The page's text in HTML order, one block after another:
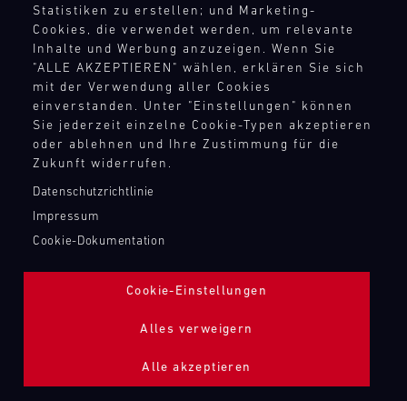
Statistiken zu erstellen; und Marketing-
Cookies, die verwendet werden, um relevante
Inhalte und Werbung anzuzeigen. Wenn Sie
"ALLE AKZEPTIEREN" wählen, erklären Sie sich
mit der Verwendung aller Cookies
einverstanden. Unter "Einstellungen" können
Sie jederzeit einzelne Cookie-Typen akzeptieren
oder ablehnen und Ihre Zustimmung für die
Zukunft widerrufen.
Datenschutzrichtlinie
Impressum
Cookie-Dokumentation
Cookie-Einstellungen
Alles verweigern
Alle akzeptieren
Bild